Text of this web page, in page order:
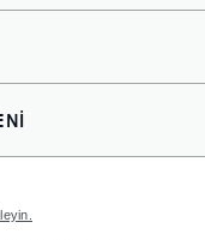
analizleri
uygun
stratejilerimizi